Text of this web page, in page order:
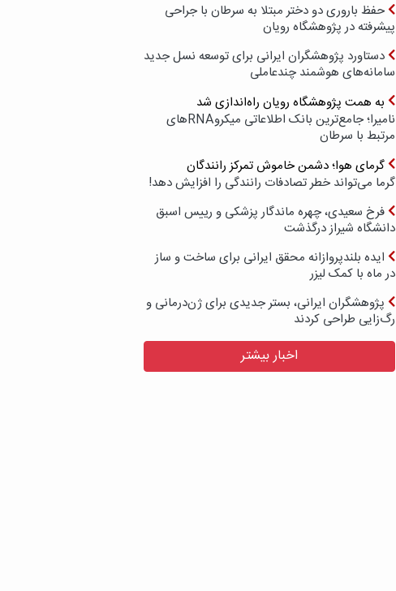
حفظ باروری دو دختر مبتلا به سرطان با جراحی
پیشرفته در پژوهشگاه رویان
دستاورد پژوهشگران ایرانی برای توسعه نسل جدید
سامانه‌های هوشمند چندعاملی
به همت پژوهشگاه رویان راه‌اندازی شد
نامیرا؛ جامع‌ترین بانک اطلاعاتی میکروRNAهای
مرتبط با سرطان
گرمای هوا؛ دشمن خاموش تمرکز رانندگان
گرما می‌تواند خطر تصادفات رانندگی را افزایش دهد!
فرخ سعیدی، چهره ماندگار پزشکی و رییس اسبق
دانشگاه شیراز درگذشت
ایده بلندپروازانه محقق ایرانی برای ساخت و ساز
در ماه با کمک لیزر
پژوهشگران ایرانی، بستر جدیدی برای ژن‌درمانی و
رگ‌زایی طراحی کردند
اخبار بیشتر